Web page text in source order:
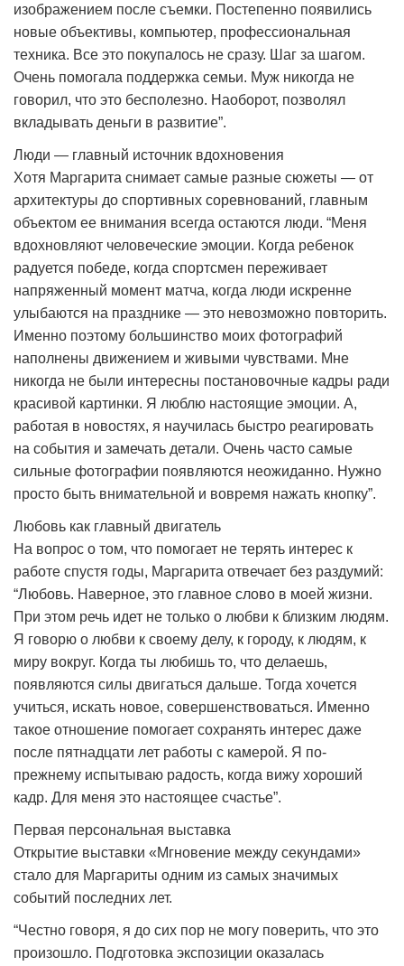
изображением после съемки. Постепенно появились
новые объективы, компьютер, профессиональная
техника. Все это покупалось не сразу. Шаг за шагом.
Очень помогала поддержка семьи. Муж никогда не
говорил, что это бесполезно. Наоборот, позволял
вкладывать деньги в развитие”.
Люди — главный источник вдохновения
Хотя Маргарита снимает самые разные сюжеты — от
архитектуры до спортивных соревнований, главным
объектом ее внимания всегда остаются люди. “Меня
вдохновляют человеческие эмоции. Когда ребенок
радуется победе, когда спортсмен переживает
напряженный момент матча, когда люди искренне
улыбаются на празднике — это невозможно повторить.
Именно поэтому большинство моих фотографий
наполнены движением и живыми чувствами. Мне
никогда не были интересны постановочные кадры ради
красивой картинки. Я люблю настоящие эмоции. А,
работая в новостях, я научилась быстро реагировать
на события и замечать детали. Очень часто самые
сильные фотографии появляются неожиданно. Нужно
просто быть внимательной и вовремя нажать кнопку”.
Любовь как главный двигатель
На вопрос о том, что помогает не терять интерес к
работе спустя годы, Маргарита отвечает без раздумий:
“Любовь. Наверное, это главное слово в моей жизни.
При этом речь идет не только о любви к близким людям.
Я говорю о любви к своему делу, к городу, к людям, к
миру вокруг. Когда ты любишь то, что делаешь,
появляются силы двигаться дальше. Тогда хочется
учиться, искать новое, совершенствоваться. Именно
такое отношение помогает сохранять интерес даже
после пятнадцати лет работы с камерой. Я по-
прежнему испытываю радость, когда вижу хороший
кадр. Для меня это настоящее счастье”.
Первая персональная выставка
Открытие выставки «Мгновение между секундами»
стало для Маргариты одним из самых значимых
событий последних лет.
“Честно говоря, я до сих пор не могу поверить, что это
произошло. Подготовка экспозиции оказалась